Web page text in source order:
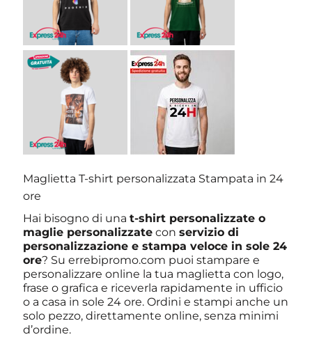
Maglietta T-shirt personalizzata Stampata in 24
ore
Hai bisogno di unat-shirt personalizzate o
maglie personalizzate conservizio di
personalizzazione e stampa veloce in sole 24
ore? Su errebipromo.com puoi stampare e
personalizzare online la tua maglietta con logo,
frase o grafica e riceverla rapidamente in ufficio
o a casa in sole 24 ore. Ordini e stampi anche un
solo pezzo, direttamente online, senza minimi
d’ordine.